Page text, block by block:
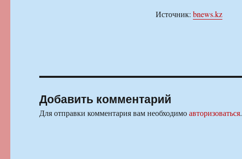
Источник: bnews.kz
Добавить комментарий
Для отправки комментария вам необходимоавторизоваться.